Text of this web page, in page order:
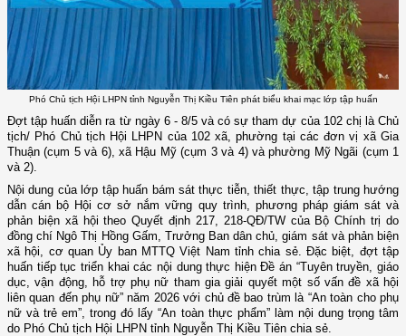
Phó Chủ tịch Hội LHPN tỉnh Nguyễn Thị Kiều Tiên phát biểu khai mạc lớp tập huấn
Đợt tập huấn diễn ra từ ngày 6 - 8/5 và có sự tham dự của 102 chị là Chủ
tịch/ Phó Chủ tịch Hội LHPN của 102 xã, phường tại các đơn vị xã Gia
Thuận (cụm 5 và 6), xã Hậu Mỹ (cụm 3 và 4)và phường Mỹ Ngãi (cụm 1
và 2)
Nội dung của lớp tập huấn bám sát thực tiễn, thiết thực,tập trung hướng
dẫn cán bộ Hội cơ sở nắm vững quy trình, phương pháp giám sát và
phản biện xã hội theo Quyết định 217, 218-QĐ/TW của Bộ Chính trị do
đồng chí Ngô Thị Hồng Gấm, Trưởng Ban dân chủ, giám sát và phản biện
xã hội, cơ quan Ủy ban MTTQ Việt Nam tỉnh chia sẻ. Đặc biệt, đợt tập
huấn tiếp tục triển khai các nội dungthực hiện Đề án “Tuyên truyền, giáo
dục, vận động, hỗ trợ phụ nữ tham gia giải quyết một số vấn đề xã hội
liên quan đến phụ nữ” năm 2026 với chủ đề bao trùm là “An toàn cho phụ
nữ và trẻ em”, trong đó lấy “An toàn thực phẩm” làm nội dung trọng tâm
do Phó Chủ tịch Hội LHPN tỉnh Nguyễn Thị Kiều Tiên chia sẻ.